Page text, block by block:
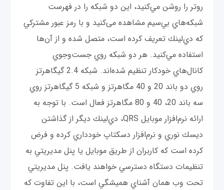
روتر را روشن مي‌كنيد، اين دو شبكه را در فهرست
شبكه‌هاي بي‌سيم مشاهده می‌کنید و با رمز عبور مشتركي
كه دي‌‌لينك تعريف كرده است، متصل شده و از آن‌ها
استفاده مي‌كنيد. هر دو شبكه روي جست‌وجوي
كانال‌هاي خودكار تنظيم شده‌اند. شبكه 2.4 گيگاهرتز
روي دو باند 20 و 40 مگاهرتز و شبكه 5 گيگاهرتز روي
سه باند 20، 40 و 80 مگاهرتز فعال است. با توجه به
ارائه نرم‌افزار موبايل QRS، دي‌لينك ديگر از گذاشتن
ديسك نوري و نرم‌افزار دسكتاپ خودداري کرده و فرض
كرده است که كاربران از طريق موبايل يا پنل مديريتي به
تنظيمات دستگاه دسترسي خواهند يافت. پنل مديريتي
تحت وب همان آشناي هميشگي است، با اين تفاوت كه